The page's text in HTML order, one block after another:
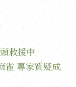
救援中
雀 專家質疑成